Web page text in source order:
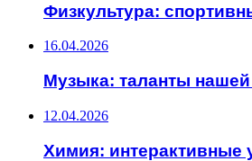
Физкультура:
16.04.2026
Музыка: таланты
12.04.2026
Химия: интерактивные